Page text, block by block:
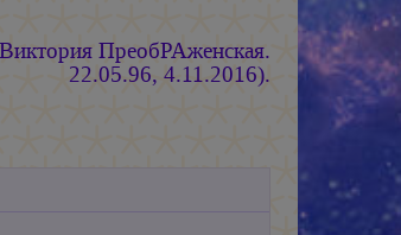
ПреобРАженская.
22.05.96, 4.11.2016).